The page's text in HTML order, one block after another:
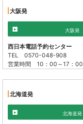
大阪発
大阪発
西日本電話予約センター
TEL 0570-048-908
営業時間 10：00～17：00
北海道発
北海道